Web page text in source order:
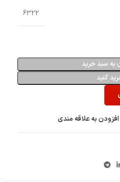
6322
به سبد خرید
کنید
افزودن به علاقه مندی